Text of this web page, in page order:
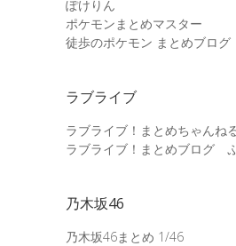
ぽけりん
ポケモンまとめマスター
徒歩のポケモン まとめブログ
ラブライブ
ラブライブ！まとめちゃんね
ラブライブ！まとめブログ
乃木坂46
乃木坂46まとめ 1/46